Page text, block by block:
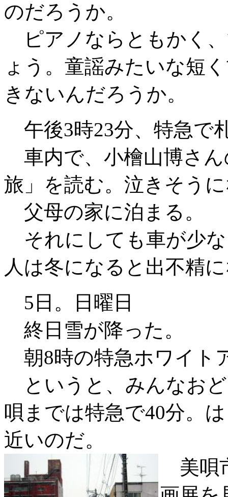
のだろうか。
ピアノならともかく
ょう。童謡みたいな短
きないんだろうか。
午後3時23分、特急で
車内で、小檜山博さ
旅」を読む。泣きそう
父母の家に泊まる。
それにしても車が少
人は冬になると出不精
5日。日曜日
終日雪が降った。
朝8時の特急ホワイト
というと、みんなお
唄までは特急で40分。
近いのだ。
美唄